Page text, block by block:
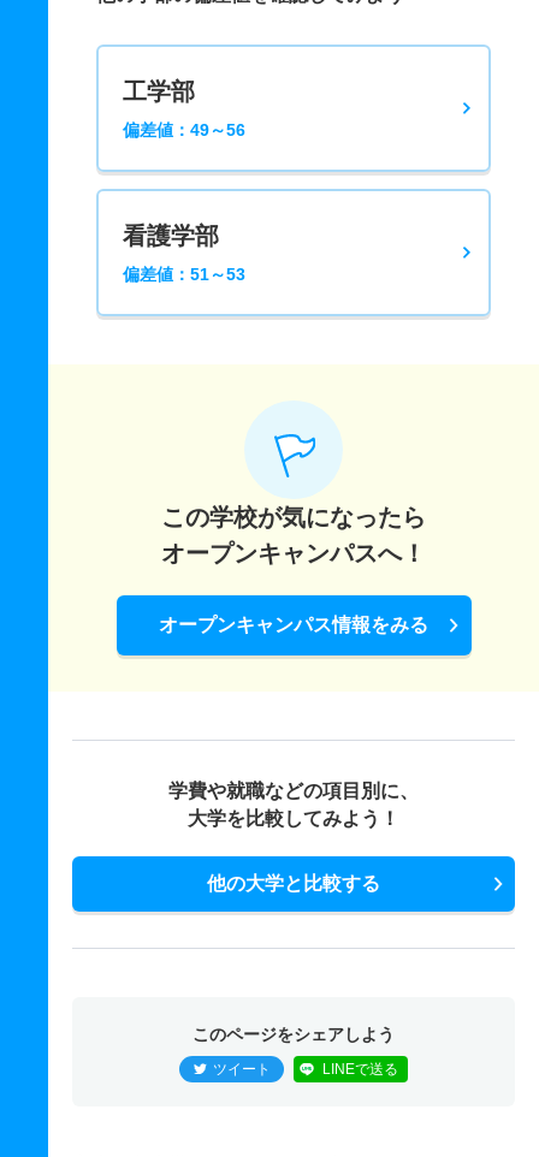
工学部
偏差値：49～56
看護学部
偏差値：51～53
この学校が気になったら
オープンキャンパスへ！
オープンキャンパス情報をみる
学費や就職などの項目別に、
大学を比較してみよう！
他の大学と比較する
このページをシェアしよう
ツイート LINEで送る